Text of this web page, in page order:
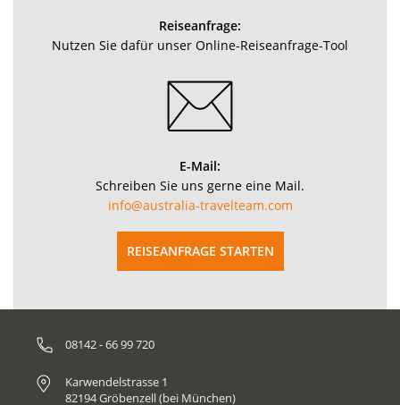
Reiseanfrage:
Nutzen Sie dafür unser Online-Reiseanfrage-Tool
E-Mail:
Schreiben Sie uns gerne eine Mail.
info@australia-travelteam.com
REISEANFRAGE STARTEN
08142 - 66 99 720
Karwendelstrasse 1
82194 Gröbenzell (bei München)